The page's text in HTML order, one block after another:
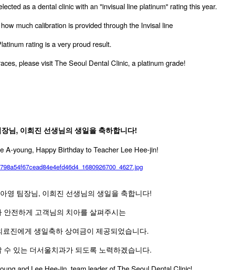
as a dental clinic with an "invisual line platinum" rating this year.
much calibration is provided through the Invisal line
rating is a very proud result.
please visit The Seoul Dental Clinic, a platinum grade!
님, 이희진 선생님의 생일을 축하합니다!
A-young, Happy Birthday to Teacher Lee Hee-jin!
영 팀장님, 이희진 선생님의 생일을 축합니다!
안전하게 고객님의 치아를 살펴주시는
료진에게 생일축하 상여금이 제공되었습니다.
수 있는 더서울치과가 되도록 노력하겠습니다.